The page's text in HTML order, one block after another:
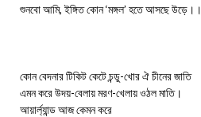
শুনবো আমি, ইঙ্গিত কোন ‘মঙ্গল’ হতে আসছে উড়ে।।
কোন বেদনার টিকিট কেটে চন্ডু-খোর ঐ চীনের জাতি
এমন করে উদয়-বেলায় মরণ-খেলায় ওঠল মাতি।
আয়ার্ল্যান্ড আজ কেমন করে